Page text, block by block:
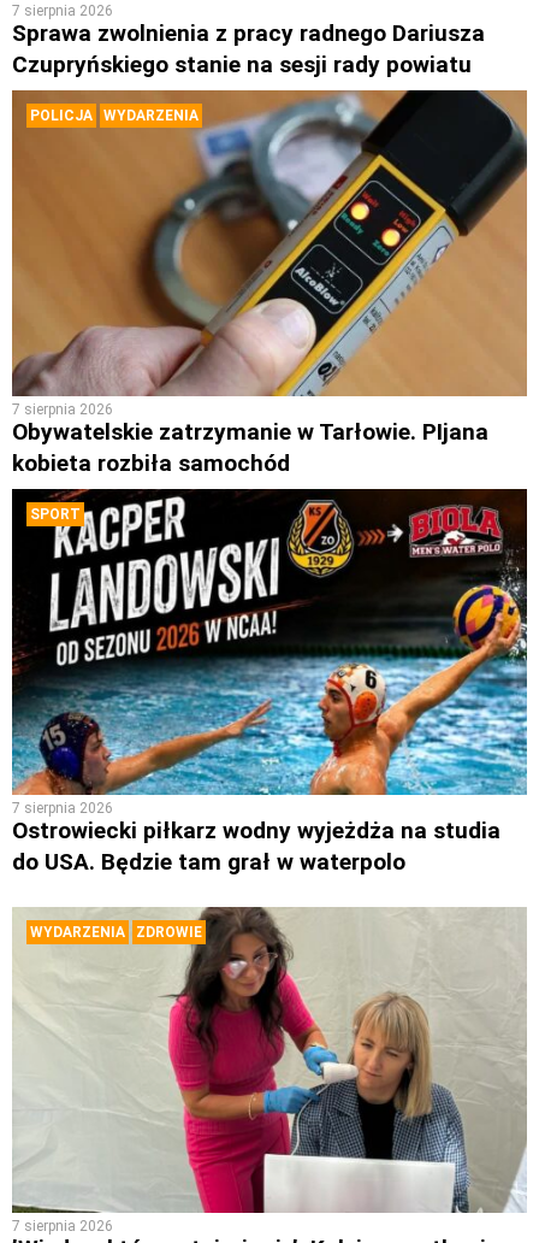
7 sierpnia 2026
Sprawa zwolnienia z pracy radnego Dariusza
Czupryńskiego stanie na sesji rady powiatu
POLICJA WYDARZENIA
7 sierpnia 2026
Obywatelskie zatrzymanie w Tarłowie. PIjana
kobieta rozbiła samochód
SPORT
7 sierpnia 2026
Ostrowiecki piłkarz wodny wyjeżdża na studia
do USA. Będzie tam grał w waterpolo
WYDARZENIA ZDROWIE
7 sierpnia 2026